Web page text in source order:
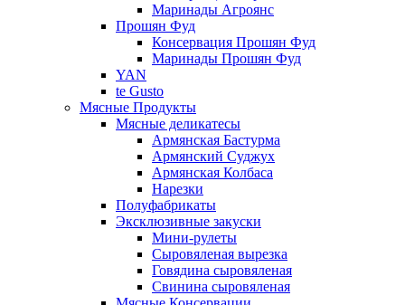
Маринады Агроянс
Прошян Фуд
Консервация Прошян Фуд
Маринады Прошян Фуд
YAN
te Gusto
Мясные Продукты
Мясные деликатесы
Армянская Бастурма
Армянский Суджух
Армянская Колбаса
Нарезки
Полуфабрикаты
Эксклюзивные закуски
Мини-рулеты
Сыровяленая вырезка
Говядина сыровяленая
Свинина сыровяленая